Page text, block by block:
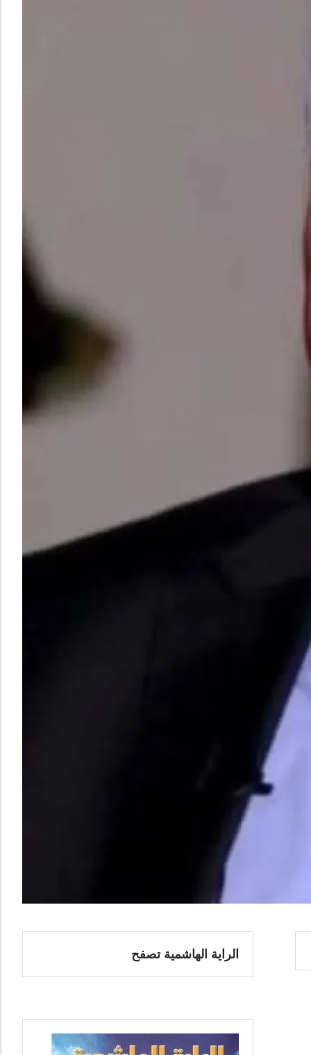
الراية الهاشمية تصفح